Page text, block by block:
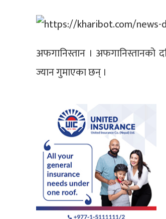
अफगानिस्तान । अफगानिस्तानको
ज्यान गुमाएका छन् ।